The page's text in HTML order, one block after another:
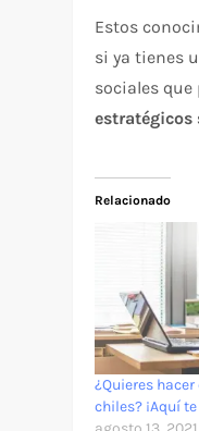
Estos
si ya tienes
sociales
estratégicos
Relacionado
¿Quieres
chiles? ¡Aquí